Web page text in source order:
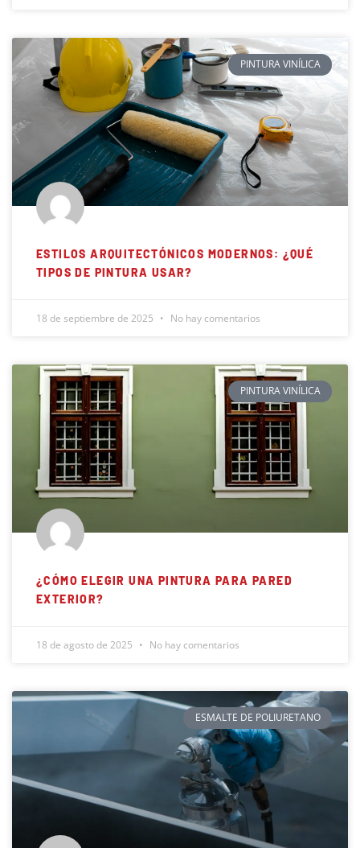
PINTURA VINÍLICA
ESTILOS ARQUITECTÓNICOS MODERNOS: ¿QUÉ
TIPOS DE PINTURA USAR?
18 de septiembre de 2025 No hay comentarios
PINTURA VINÍLICA
¿CÓMO ELEGIR UNA PINTURA PARA PARED
EXTERIOR?
18 de agosto de 2025 No hay comentarios
ESMALTE DE POLIURETANO